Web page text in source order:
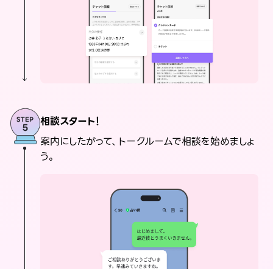
相談スタート！
案内にしたがって、トークルームで相談を始めましょ
う。